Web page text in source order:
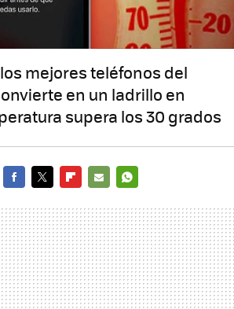
mejores teléfonos del
en un ladrillo en
supera los 30 grados
MAIL